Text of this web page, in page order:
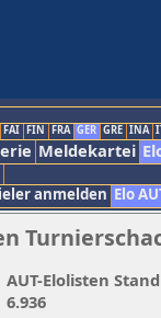
FAI FIN FRA GER GRE INA
Meldekartei
anmelden Elo
AUT-Elolisten
6.936